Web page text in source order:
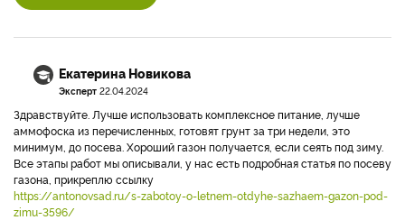
Екатерина Новикова
Эксперт 22.04.2024
Здравствуйте. Лучше использовать комплексное питание, лучше
аммофоска из перечисленных, готовят грунт за три недели, это
минимум, до посева. Хороший газон получается, если сеять под зиму.
Все этапы работ мы описывали, у нас есть подробная статья по посеву
газона, прикреплю ссылку
https://antonovsad.ru/s-zabotoy-o-letnem-otdyhe-sazhaem-gazon-pod-
zimu-3596/